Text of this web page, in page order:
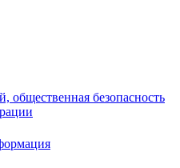
общественная безопасность